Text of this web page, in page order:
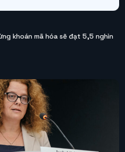
khoán mã hóa sẽ đạt 5,5 nghìn